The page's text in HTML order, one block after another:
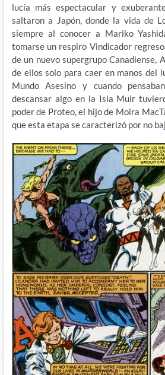
lucía más espectacular y
saltaron a Japón, donde la vida de
siempre al conocer a Mariko
tomarse un respiro Vindicador
de un nuevo supergrupo Canadiense,
de ellos solo para caer en manos del
Mundo Asesino y cuando
descansar algo en la Isla Muir
poder de Proteo, el hijo de Moira
que esta etapa se caracterizó por no